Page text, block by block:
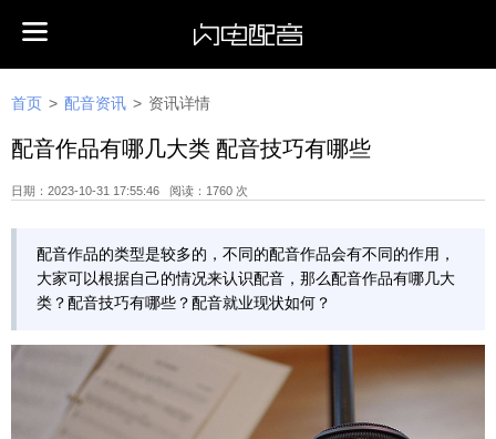
首页 > 配音资讯 > 资讯详情
配音作品有哪几大类 配音技巧有哪些
日期：2023-10-31 17:55:46 阅读：1760 次
配音作品的类型是较多的，不同的配音作品会有不同的作用，
大家可以根据自己的情况来认识配音，那么配音作品有哪几大
类？配音技巧有哪些？配音就业现状如何？